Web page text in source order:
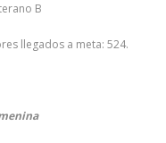
B
llegados a meta: 524.